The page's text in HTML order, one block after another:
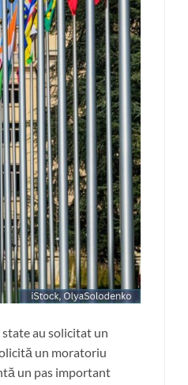
au solicitat un
un moratoriu
un pas important